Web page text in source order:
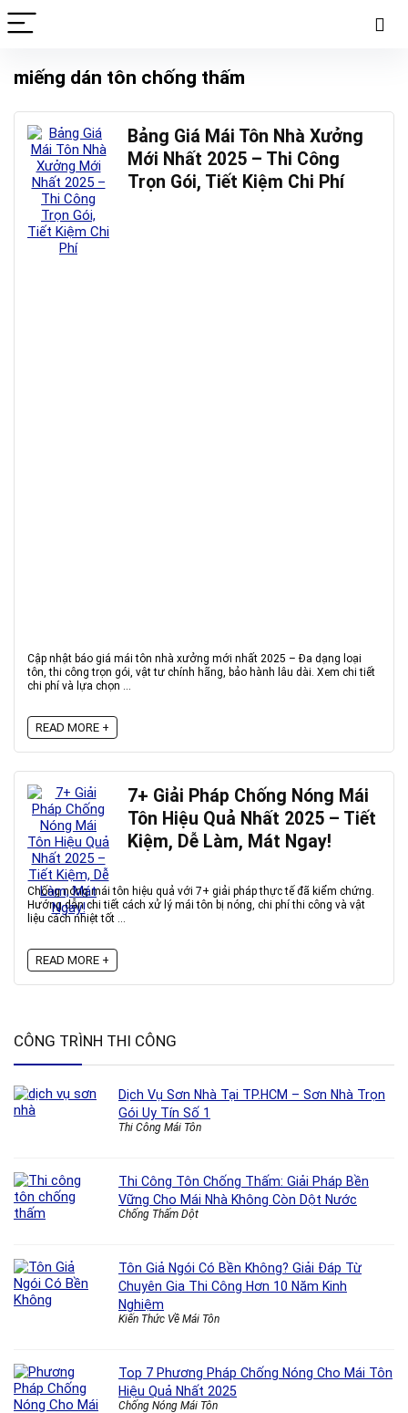
miếng dán tôn chống thấm
Bảng Giá Mái Tôn Nhà Xưởng
Mới Nhất 2025 – Thi Công
Trọn Gói, Tiết Kiệm Chi Phí
Cập nhật báo giá mái tôn nhà xưởng mới nhất 2025 – Đa dạng loại
tôn, thi công trọn gói, vật tư chính hãng, bảo hành lâu dài. Xem chi tiết
chi phí và lựa chọn ...
READ MORE +
7+ Giải Pháp Chống Nóng Mái
Tôn Hiệu Quả Nhất 2025 – Tiết
Kiệm, Dễ Làm, Mát Ngay!
Chống nóng mái tôn hiệu quả với 7+ giải pháp thực tế đã kiểm chứng.
Hướng dẫn chi tiết cách xử lý mái tôn bị nóng, chi phí thi công và vật
liệu cách nhiệt tốt ...
READ MORE +
CÔNG TRÌNH THI CÔNG
Dịch Vụ Sơn Nhà Tại TP.HCM – Sơn Nhà Trọn
Gói Uy Tín Số 1
Thi Công Mái Tôn
Thi Công Tôn Chống Thấm: Giải Pháp Bền
Vững Cho Mái Nhà Không Còn Dột Nước
Chống Thấm Dột
Tôn Giả Ngói Có Bền Không? Giải Đáp Từ
Chuyên Gia Thi Công Hơn 10 Năm Kinh
Nghiệm
Kiến Thức Về Mái Tôn
Top 7 Phương Pháp Chống Nóng Cho Mái Tôn
Hiệu Quả Nhất 2025
Chống Nóng Mái Tôn